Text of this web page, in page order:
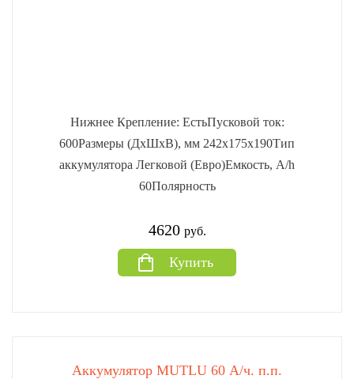
Нижнее Крепление: ЕстьПусковой ток:
600Размеры (ДхШхВ), мм 242x175x190Тип
аккумулятора Легковой (Евро)Емкость, A/h
60Полярность
4620 руб.
Купить
Аккумулятор MUTLU 60 А/ч. п.п.